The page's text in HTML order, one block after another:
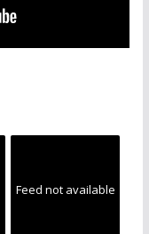
Feed not available